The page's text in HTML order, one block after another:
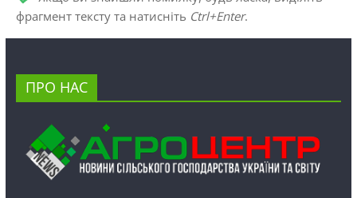
фрагмент тексту та натисніть Ctrl+Enter.
ПРО НАС